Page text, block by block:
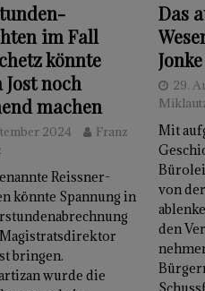
im Fall
könnte
Jost noch
machen
2024
Franz
Reissner-
könnte Spannung in
bringen.
wurde die
Das
29.
Mit
von
den